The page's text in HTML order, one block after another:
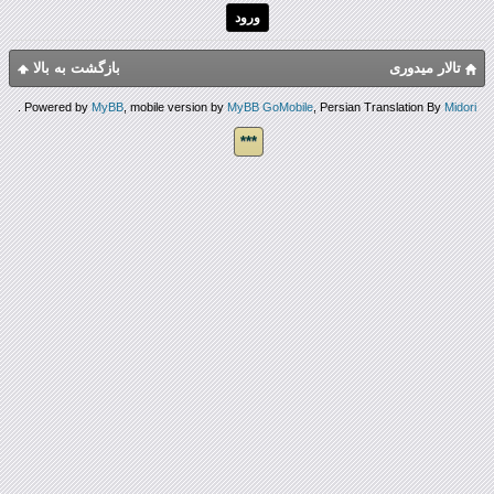
بازگشت به بالا تالار میدوری
Powered byMyBB, mobile version byMyBB GoMobile, Persian Translation ByMidori
.
***